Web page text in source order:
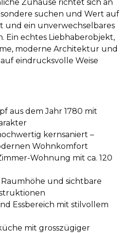
Zuhause richtet sich an
suchen und Wert auf
und ein unverwechselbares
Ein echtes Liebhaberobjekt,
moderne Architektur und
eindrucksvolle Weise
aus dem Jahr 1780 mit
kernsaniert –
Wohnkomfort
Wohnung mit ca. 120
und sichtbare
Essbereich mit stilvollem
mit grosszügiger